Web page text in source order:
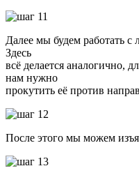
Далее мы будем работать с
Здесь
всё делается аналогично,
нам нужно
прокутить её против
После этого мы можем